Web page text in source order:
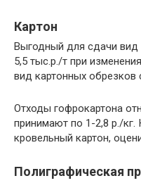
Картон
Выгодный для сдачи вид
5,5 тыс.р./т при
вид картонных
Отходы гофрокартона
принимают по 1-2,8 р./кг.
кровельный картон,
Полиграфическая